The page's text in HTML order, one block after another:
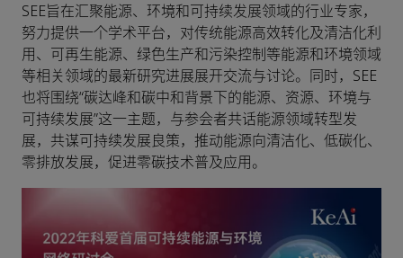
SEE旨在汇聚能源、环境和可持续发展领域的行业专家，
努力提供一个学术平台，对传统能源高效转化及清洁化利
用、可再生能源、绿色生产和污染控制等能源和环境领域
等相关领域的最新研究进展展开交流与讨论。同时，SEE
也将围绕“碳达峰和碳中和背景下的能源、资源、环境与
可持续发展”这一主题，与参会者共话能源领域转型发
展，共谋可持续发展良策，推动能源向清洁化、低碳化、
零排放发展，促进零碳技术普及应用。